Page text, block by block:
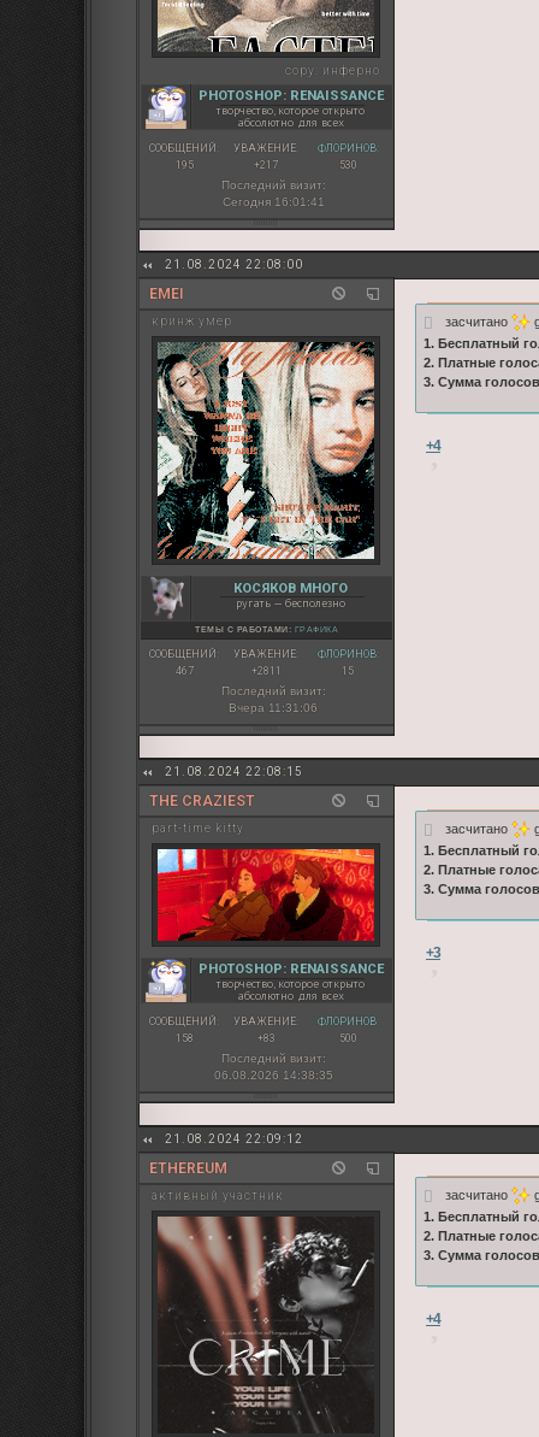
copy: инферно
PHOTOSHOP: RENAISSANCE
творчество, которое открыто
абсолютно для всех
СООБЩЕНИЙ:
195
УВАЖЕНИЕ:
+217
ФЛОРИНОВ:
530
Последний визит:
Сегодня 16:01:41
21.08.2024 22:08:00
EMEI
кринж умер
КОСЯКОВ МНОГО
ругать — бесполезно
ТЕМЫ С РАБОТАМИ: ГРАФИКА
СООБЩЕНИЙ:
467
УВАЖЕНИЕ:
+2811
ФЛОРИНОВ:
15
Последний визит:
Вчера 11:31:06
засчитано
1. Бесплатный
2. Платные
3. Сумма
+4
21.08.2024 22:08:15
THE CRAZIEST
part-time kitty
PHOTOSHOP: RENAISSANCE
творчество, которое открыто
абсолютно для всех
СООБЩЕНИЙ:
158
УВАЖЕНИЕ:
+83
ФЛОРИНОВ:
500
Последний визит:
06.08.2026 14:38:35
засчитано
1. Бесплатный
2. Платные
3. Сумма
+3
21.08.2024 22:09:12
ETHEREUM
активный участник засчитано
1. Бесплатный
2. Платные
3. Сумма
+4